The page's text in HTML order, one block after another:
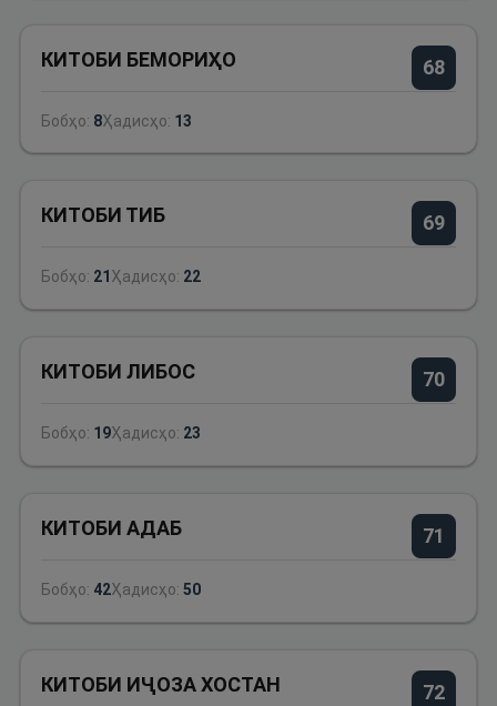
68
КИТОБИ БЕМОРИҲО
Бобҳо: 8Ҳадисҳо: 13
69
КИТОБИ ТИБ
Бобҳо: 21 Ҳадисҳо: 22
70
КИТОБИ ЛИБОС
Бобҳо: 19Ҳадисҳо: 23
71
КИТОБИ АДАБ
Бобҳо: 42Ҳадисҳо: 50
72
КИТОБИ ИҶОЗА ХОСТАН